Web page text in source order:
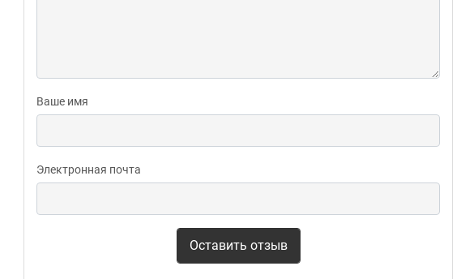
Ваше имя
Электронная почта
Оставить отзыв